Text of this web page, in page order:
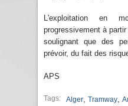
L'exploitation en
progressivement à
soulignant que des
prévoir, du fait des
APS
Tags: Alger Tramway